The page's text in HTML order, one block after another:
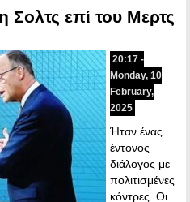
Σολτς επί του Μερτς
20:17 -
Monday, 10
February,
2025
Ήταν ένας
έντονος
διάλογος με
πολιτισμένες
κόντρες. Οι